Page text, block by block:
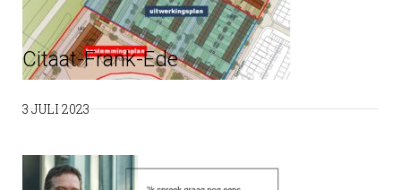
Citaat-Frank-Ede
3 JULI 2023